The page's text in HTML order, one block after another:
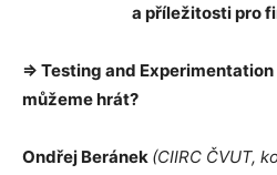
a příležitosti pro
⇒ Testing and Experimentation
můžeme hrát?
Ondřej Beránek (CIIRC ČVUT,